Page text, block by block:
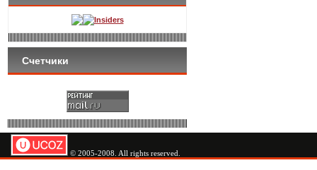
Insiders
Счетчики
© 2005-2008. All rights reserved.